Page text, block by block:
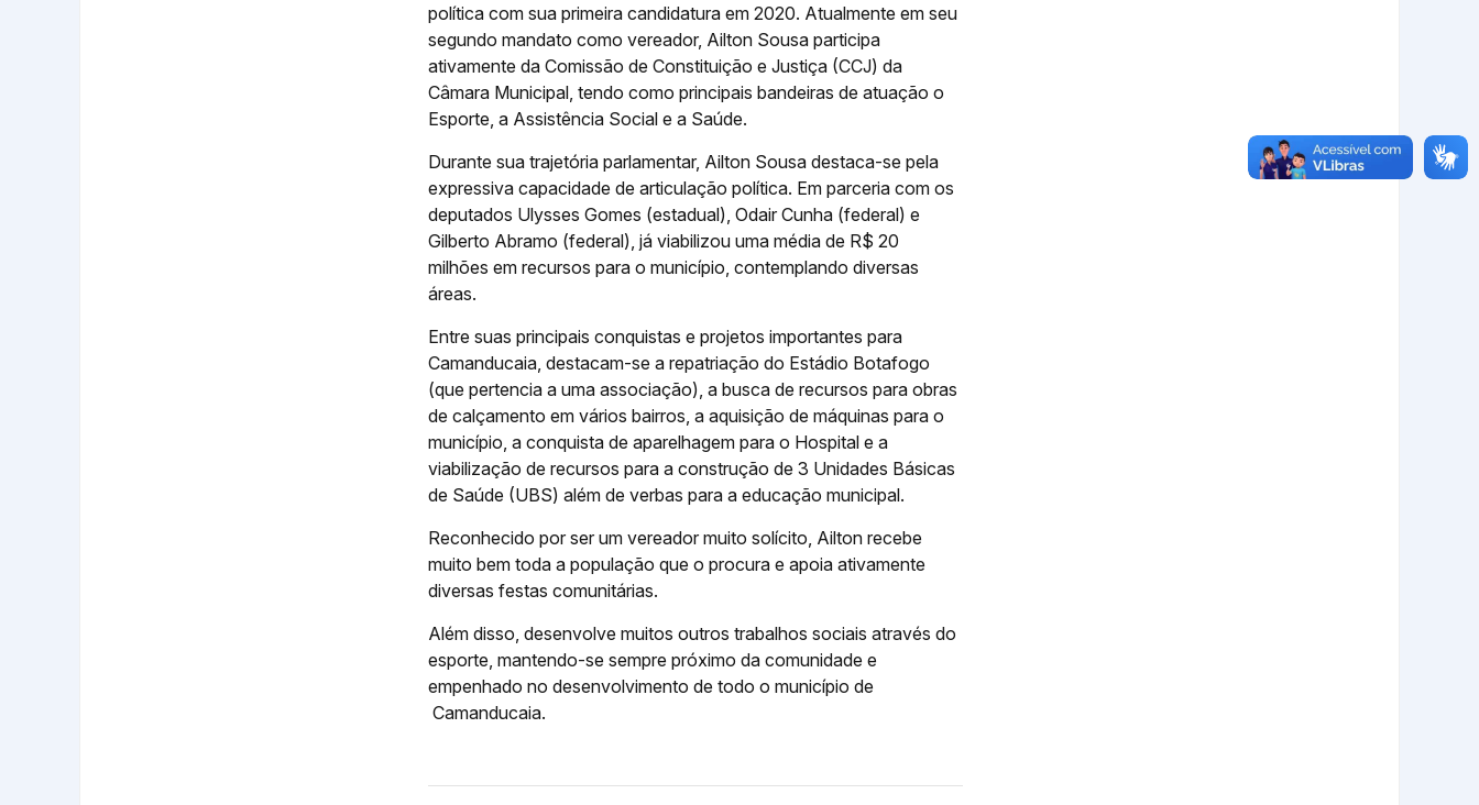
política com sua primeira candidatura em 2020. Atualmente em seu
segundo mandato como vereador, Ailton Sousa participa
ativamente da Comissão de Constituição e Justiça (CCJ) da
Câmara Municipal, tendo como principais bandeiras de atuação o
Esporte, a Assistência Social e a Saúde.
Durante sua trajetória parlamentar, Ailton Sousa destaca-se pela
expressiva capacidade de articulação política. Em parceria com os
deputados Ulysses Gomes (estadual), Odair Cunha (federal) e
Gilberto Abramo (federal), já viabilizou uma média de R$ 20
milhões em recursos para o município, contemplando diversas
áreas.
Entre suas principais conquistas e projetos importantes para
Camanducaia, destacam-se a repatriação do Estádio Botafogo
(que pertencia a uma associação), a busca de recursos para obras
de calçamento em vários bairros, a aquisição de máquinas para o
município, a conquista de aparelhagem para o Hospital e a
viabilização de recursos para a construção de 3 Unidades Básicas
de Saúde (UBS) além de verbas para a educação municipal.
Reconhecido por ser um vereador muito solícito, Ailton recebe
muito bem toda a população que o procura e apoia ativamente
diversas festas comunitárias.
Além disso, desenvolve muitos outros trabalhos sociais através do
esporte, mantendo-se sempre próximo da comunidade e
empenhado no desenvolvimento de todo o município de
Camanducaia.